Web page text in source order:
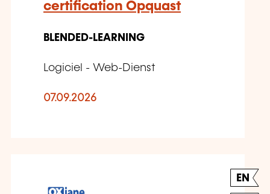
certification Opquast
BLENDED-LEARNING
Logiciel - Web-Dienst
07.09.2026
EN